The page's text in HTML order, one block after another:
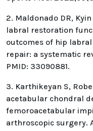
2. Maldonado DR,
labral restoration
outcomes of hip
repair: a systematic
PMID: 33090881.
3. Karthikeyan S,
acetabular chondral
femoroacetabular
arthroscopic surgery.